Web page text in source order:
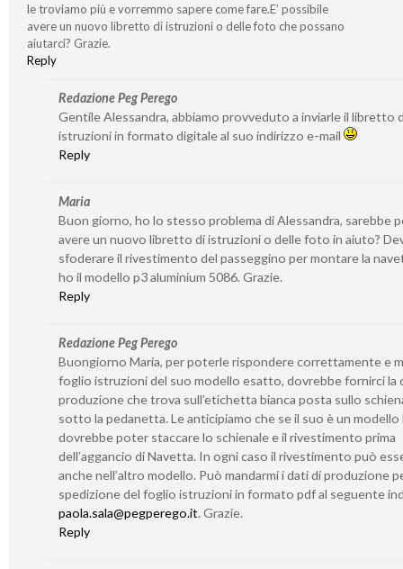
le troviamo più e vorremmo sapere come fare.E’ possibile
avere un nuovo libretto di istruzioni o delle foto che possano
aiutarci? Grazie.
Reply
Redazione Peg Perego
Gentile Alessandra, abbiamo provveduto a inviarle il libretto
istruzioni in formato digitale al suo indirizzo e-mail
Reply
Maria
Buon giorno, ho lo stesso problema di Alessandra, sarebbe
avere un nuovo libretto di istruzioni o delle foto in aiuto?
sfoderare il rivestimento del passeggino per montare la
ho il modello p3 aluminium 5086. Grazie.
Reply
Redazione Peg Perego
Buongiorno Maria, per poterle rispondere correttamente e
foglio istruzioni del suo modello esatto, dovrebbe fornirci la
produzione che trova sull’etichetta bianca posta sullo
sotto la pedanetta. Le anticipiamo che se il suo è un modello
dovrebbe poter staccare lo schienale e il rivestimento prima
dell’aggancio di Navetta. In ogni caso il rivestimento può
anche nell’altro modello. Può mandarmi i dati di produzione
spedizione del foglio istruzioni in formato pdf al seguente
paola.sala@pegperego.it. Grazie.
Reply